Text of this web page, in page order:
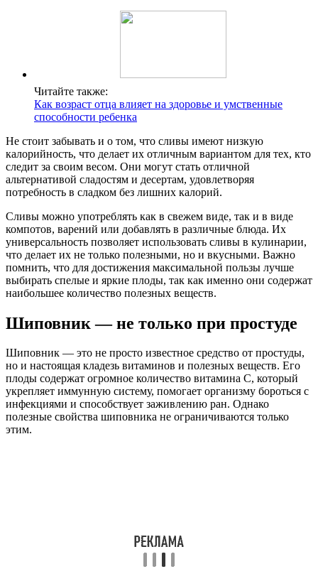
Читайте также:
Как возраст отца влияет на здоровье и умственные
способности ребенка
Не стоит забывать и о том, что сливы имеют низкую
калорийность, что делает их отличным вариантом для тех, кто
следит за своим весом. Они могут стать отличной
альтернативой сладостям и десертам, удовлетворяя
потребность в сладком без лишних калорий.
Сливы можно употреблять как в свежем виде, так и в виде
компотов, варений или добавлять в различные блюда. Их
универсальность позволяет использовать сливы в кулинарии,
что делает их не только полезными, но и вкусными. Важно
помнить, что для достижения максимальной пользы лучше
выбирать спелые и яркие плоды, так как именно они содержат
наибольшее количество полезных веществ.
Шиповник — не только при простуде
Шиповник — это не просто известное средство от простуды,
но и настоящая кладезь витаминов и полезных веществ. Его
плоды содержат огромное количество витамина C, который
укрепляет иммунную систему, помогает организму бороться с
инфекциями и способствует заживлению ран. Однако
полезные свойства шиповника не ограничиваются только
этим.